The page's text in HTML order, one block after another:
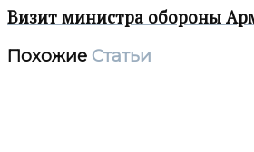
Визит министра обороны
Похожие Статьи